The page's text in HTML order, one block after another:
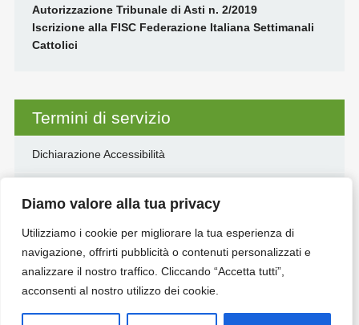
Diamo valore alla tua privacy
Utilizziamo i cookie per migliorare la tua esperienza di
navigazione, offrirti pubblicità o contenuti personalizzati e
analizzare il nostro traffico. Cliccando “Accetta tutti”,
acconsenti al nostro utilizzo dei cookie.
Autorizzazione Tribunale di Asti n. 2/2019
Iscrizione alla FISC Federazione Italiana Settimanali
Cattolici
Termini di servizio
Dichiarazione Accessibilità
Informativa Privacy e Cookie
Sentiero dell’anima